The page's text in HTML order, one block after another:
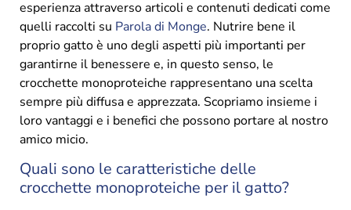
esperienza attraverso articoli e contenuti dedicati come
quelli raccolti su Parola di Monge. Nutrire bene il
proprio gatto è uno degli aspetti più importanti per
garantirne il benessere e, in questo senso, le
crocchette monoproteiche rappresentano una scelta
sempre più diffusa e apprezzata. Scopriamo insieme i
loro vantaggi e i benefici che possono portare al nostro
amico micio.
Quali sono le caratteristiche delle
crocchette monoproteiche per il gatto?